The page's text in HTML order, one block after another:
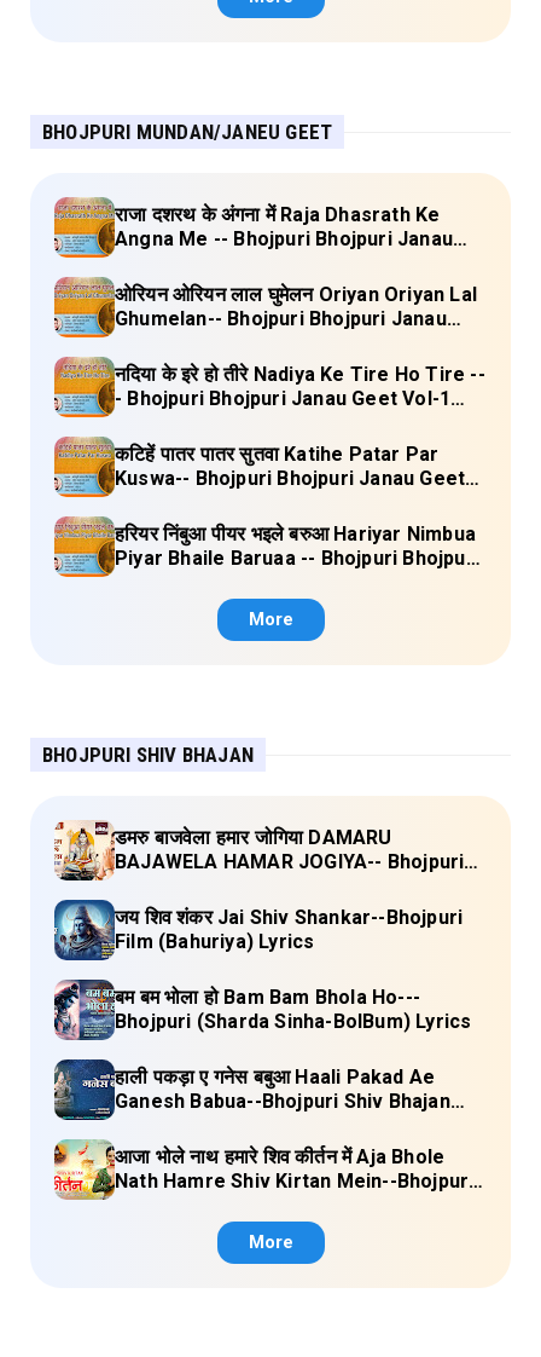
BHOJPURI MUNDAN/JANEU GEET
राजा दशरथ के अंगना में Raja Dhasrath Ke
Angna Me -- Bhojpuri Bhojpuri Janau
ओरियन ओरियन लाल घुमेलन Oriyan Oriyan Lal
Ghumelan-- Bhojpuri Bhojpuri Janau
नदिया के इरे हो तीरे Nadiya Ke Tire Ho Tire --
- Bhojpuri Bhojpuri Janau Geet Vol-1
कटिहें पातर पातर सुतवा Katihe Patar Par
Kuswa-- Bhojpuri Bhojpuri Janau Geet
हरियर निंबुआ पीयर भइले बरुआ Hariyar Nimbua
Piyar Bhaile Baruaa -- Bhojpuri Bhojpuri
More
BHOJPURI SHIV BHAJAN
डमरु बाजवेला हमार जोगिया DAMARU
BAJAWELA HAMAR JOGIYA-- Bhojpuri
जय शिव शंकर Jai Shiv Shankar--Bhojpuri
Film (Bahuriya) Lyrics
बम बम भोला हो Bam Bam Bhola Ho---
Bhojpuri (Sharda Sinha-BolBum) Lyrics
हाली पकड़ा ए गनेस बबुआ Haali Pakad Ae
Ganesh Babua--Bhojpuri Shiv Bhajan
आजा भोले नाथ हमारे शिव कीर्तन में Aja Bhole
Nath Hamre Shiv Kirtan Mein--Bhojpuri
More